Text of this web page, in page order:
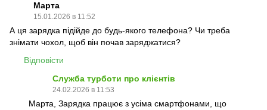
Марта
15.01.2026 в 11:52
А ця зарядка підійде до будь-якого телефона? Чи треба
знімати чохол, щоб він почав заряджатися?
Відповісти
Служба турботи про клієнтів
24.02.2026 в 11:53
Марта, Зарядка працює з усіма смартфонами, що